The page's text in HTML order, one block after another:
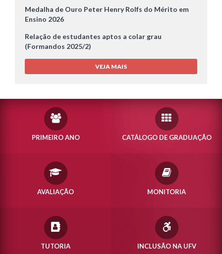
Medalha de Ouro Peter Henry Rolfs do Mérito em
Ensino 2026
Relação de estudantes aptos a colar grau
(Formandos 2025/2)
VEJA MAIS
PRIMEIRO ANO CATÁLOGO DE GRADUAÇÃO
AVALIAÇÃO MONITORIA
TUTORIA INCLUSÃO NA UFV